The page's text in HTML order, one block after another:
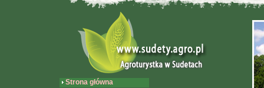
Strona główna